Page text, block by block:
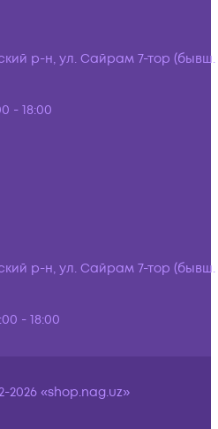
р-н, ул. Сайрам 7-тор (бывш.
- 18:00
р-н, ул. Сайрам 7-тор (бывш.
- 18:00
2026 «shop.nag.uz»